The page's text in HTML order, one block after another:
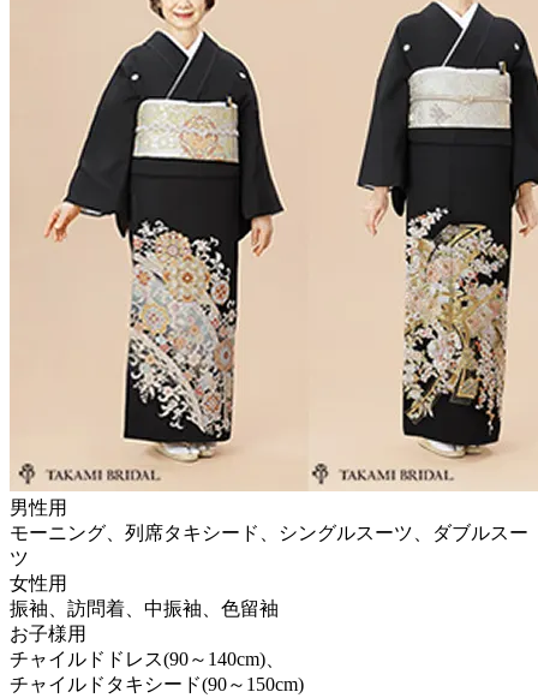
男性用
モーニング、列席タキシード、シングルスーツ、ダブルスー
ツ
女性用
振袖、訪問着、中振袖、色留袖
お子様用
チャイルドドレス(90～140cm)、
チャイルドタキシード(90～150cm)